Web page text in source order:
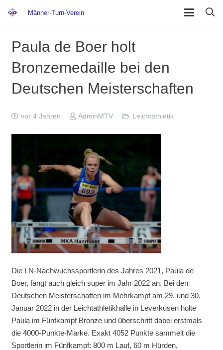
Männer-Turn-Verein
Paula de Boer holt
Bronzemedaille bei den
Deutschen Meisterschaften
vor 4 Jahren AdminMTV Leichtathletik
Die LN-Nachwuchssportlerin des Jahres 2021, Paula de
Boer, fängt auch gleich super im Jahr 2022 an. Bei den
Deutschen Meisterschaften im Mehrkampf am 29. und 30.
Januar 2022 in der Leichtathletikhalle in Leverkusen holte
Paula im Fünfkampf Bronze und überschritt dabei erstmals
die 4000-Punkte-Marke. Exakt 4052 Punkte sammelt die
Sportlerin im Fünfkampf: 800 m Lauf, 60 m Hürden,